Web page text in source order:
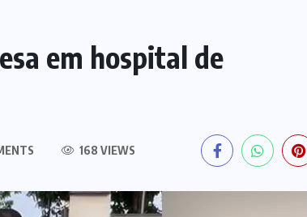
em hospital de
168 VIEWS